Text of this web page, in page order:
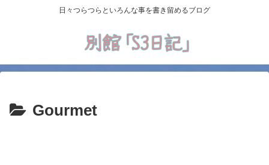
日々つらつらといろんな事を書き留めるブログ
Gourmet